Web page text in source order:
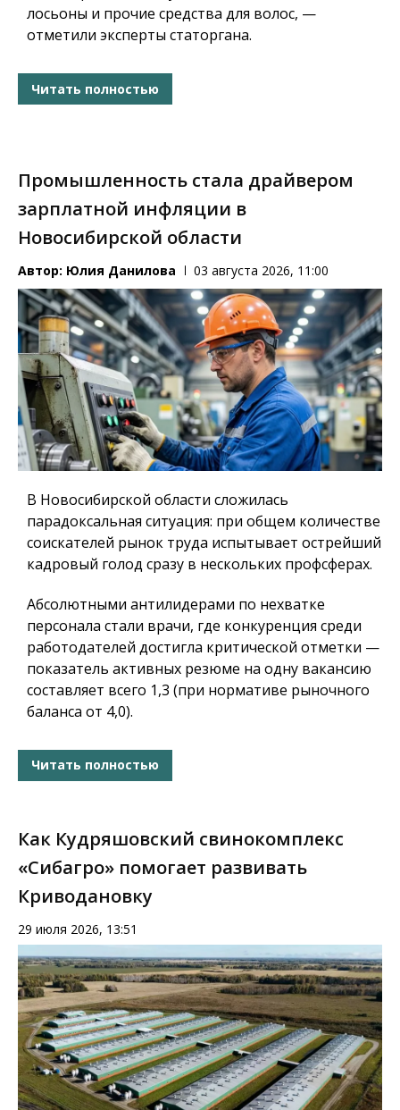
лосьоны и прочие средства для волос, —
отметили эксперты статоргана.
Читать полностью
Промышленность стала драйвером
зарплатной инфляции в
Новосибирской области
Автор: Юлия Данилова 03 августа 2026, 11:00
В Новосибирской области сложилась
парадоксальная ситуация: при общем количестве
соискателей рынок труда испытывает острейший
кадровый голод сразу в нескольких профсферах.
Абсолютными антилидерами по нехватке
персонала стали врачи, где конкуренция среди
работодателей достигла критической отметки —
показатель активных резюме на одну вакансию
составляет всего 1,3 (при нормативе рыночного
баланса от 4,0).
Читать полностью
Как Кудряшовский свинокомплекс
«Сибагро» помогает развивать
Криводановку
29 июля 2026, 13:51